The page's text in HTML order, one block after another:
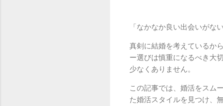
「なかなか良い出会いがな
真剣に結婚を考えているか
ー選びは慎重になるべき大
少なくありません。
この記事では、婚活をスム
た婚活スタイルを見つけ、